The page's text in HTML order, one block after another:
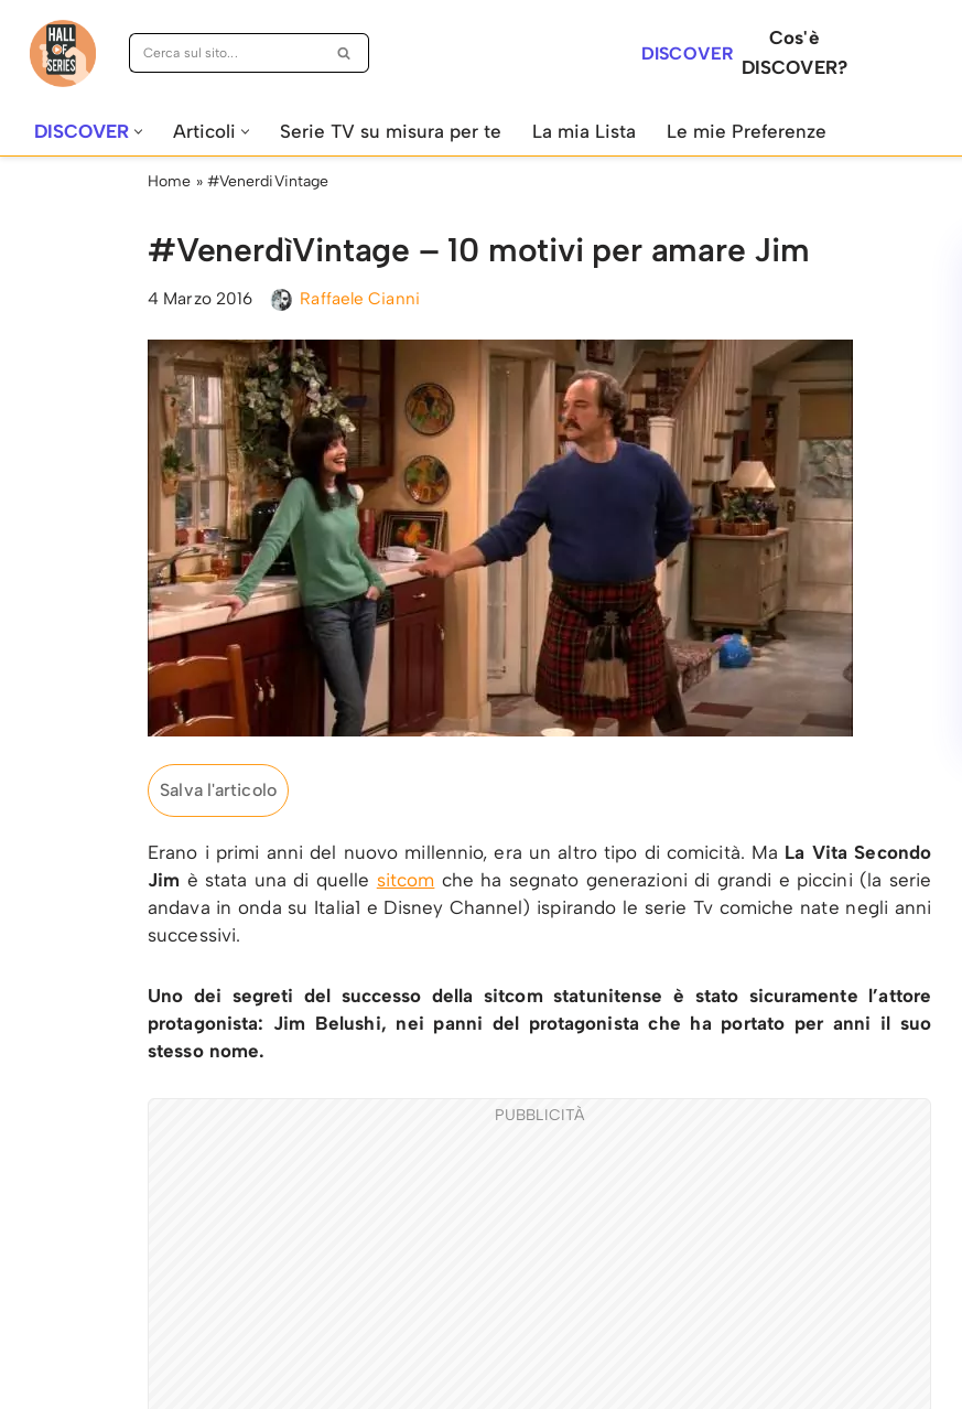
Vai
DISCOVER
Cos'è
DISCOVER?
DISCOVER Articoli Serie TV su misura per te La mia Lista Le mie Preferenze
Home » #VenerdiVintage
#VenerdìVintage – 10 motivi per amare Jim
4 Marzo 2016 Raffaele Cianni
Salva l'articolo
Erano i primi anni del nuovo millennio, era un altro tipo di comicità. Ma La Vita Secondo
Jim è stata una di quelle sitcom che ha segnato generazioni di grandi e piccini (la serie
andava in onda su Italia1 e Disney Channel) ispirando le serie Tv comiche nate negli anni
successivi.
Uno dei segreti del successo della sitcom statunitense è stato sicuramente l’attore
protagonista: Jim Belushi, nei panni del protagonista che ha portato per anni il suo
stesso nome.
PUBBLICITÀ